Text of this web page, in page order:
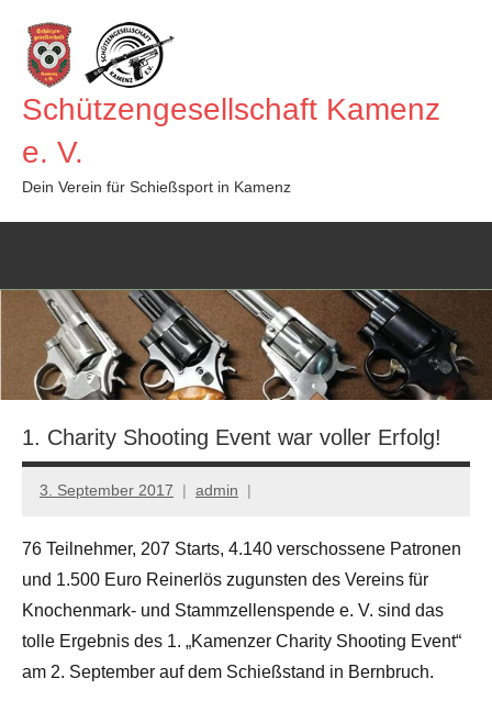
Inhalt
springen
Schützengesellschaft Kamenz
e. V.
Dein Verein für Schießsport in Kamenz
1. Charity Shooting Event war voller Erfolg!
3. September 2017 admin
76 Teilnehmer, 207 Starts, 4.140 verschossene Patronen
und 1.500 Euro Reinerlös zugunsten des Vereins für
Knochenmark- und Stammzellenspende e. V. sind das
tolle Ergebnis des 1. „Kamenzer Charity Shooting Event“
am 2. September auf dem Schießstand in Bernbruch.